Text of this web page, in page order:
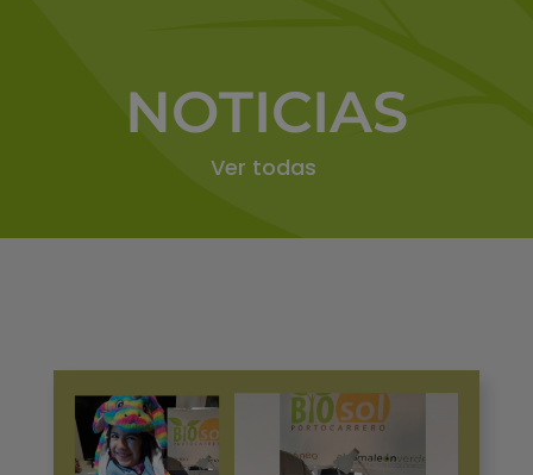
NOTICIAS
Ver todas